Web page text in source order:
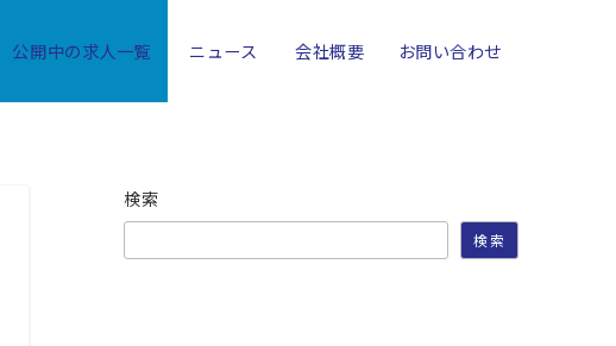
公開中の求人一覧 ニュース 会社概要 お問い合わせ
検索
検索